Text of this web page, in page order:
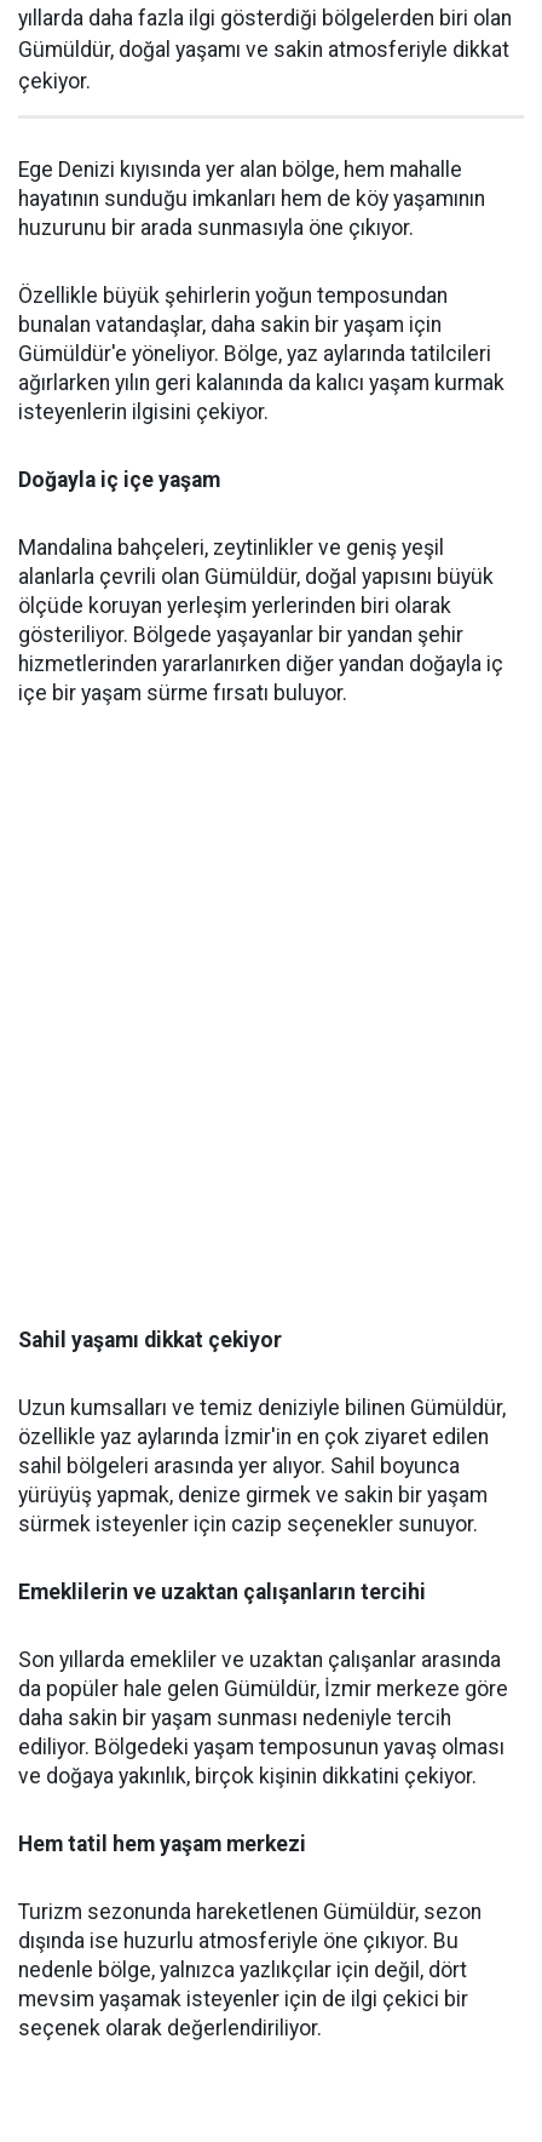
yıllarda daha fazla ilgi gösterdiği bölgelerden biri olan
Gümüldür, doğal yaşamı ve sakin atmosferiyle dikkat
çekiyor.
Ege Denizi kıyısında yer alan bölge, hem mahalle
hayatının sunduğu imkanları hem de köy yaşamının
huzurunu bir arada sunmasıyla öne çıkıyor.
Özellikle büyük şehirlerin yoğun temposundan
bunalan vatandaşlar, daha sakin bir yaşam için
Gümüldür'e yöneliyor. Bölge, yaz aylarında tatilcileri
ağırlarken yılın geri kalanında da kalıcı yaşam kurmak
isteyenlerin ilgisini çekiyor.
Doğayla iç içe yaşam
Mandalina bahçeleri, zeytinlikler ve geniş yeşil
alanlarla çevrili olan Gümüldür, doğal yapısını büyük
ölçüde koruyan yerleşim yerlerinden biri olarak
gösteriliyor. Bölgede yaşayanlar bir yandan şehir
hizmetlerinden yararlanırken diğer yandan doğayla iç
içe bir yaşam sürme fırsatı buluyor.
Sahil yaşamı dikkat çekiyor
Uzun kumsalları ve temiz deniziyle bilinen Gümüldür,
özellikle yaz aylarında İzmir'in en çok ziyaret edilen
sahil bölgeleri arasında yer alıyor. Sahil boyunca
yürüyüş yapmak, denize girmek ve sakin bir yaşam
sürmek isteyenler için cazip seçenekler sunuyor.
Emeklilerin ve uzaktan çalışanların tercihi
Son yıllarda emekliler ve uzaktan çalışanlar arasında
da popüler hale gelen Gümüldür, İzmir merkeze göre
daha sakin bir yaşam sunması nedeniyle tercih
ediliyor. Bölgedeki yaşam temposunun yavaş olması
ve doğaya yakınlık, birçok kişinin dikkatini çekiyor.
Hem tatil hem yaşam merkezi
Turizm sezonunda hareketlenen Gümüldür, sezon
dışında ise huzurlu atmosferiyle öne çıkıyor. Bu
nedenle bölge, yalnızca yazlıkçılar için değil, dört
mevsim yaşamak isteyenler için de ilgi çekici bir
seçenek olarak değerlendiriliyor.